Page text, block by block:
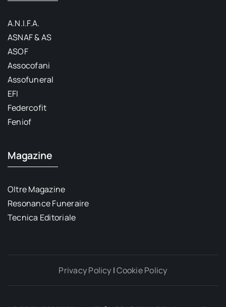
A.N.I.F.A.
ASNAF & AS
ASOF
Assocofani
Assofuneral
EFI
Federcofit
Feniof
Magazine
Oltre Magazine
Resonance Funeraire
Tecnica Editoriale
Privacy Policy |Cookie Policy